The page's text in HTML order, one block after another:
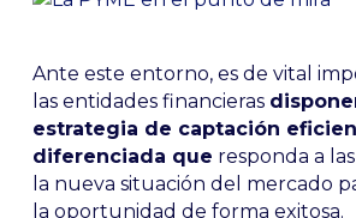
Ante este entorno, es de vital
las entidades financieras
estrategia de captación
diferenciada que responda a
la nueva situación del mercado
la oportunidad de forma exitosa.